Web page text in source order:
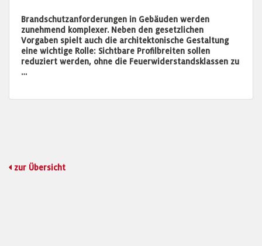
Brandschutzanforderungen in Gebäuden werden
zunehmend komplexer. Neben den gesetzlichen
Vorgaben spielt auch die architektonische Gestaltung
eine wichtige Rolle: Sichtbare Profilbreiten sollen
reduziert werden, ohne die Feuerwiderstandsklassen zu
…
zur Übersicht